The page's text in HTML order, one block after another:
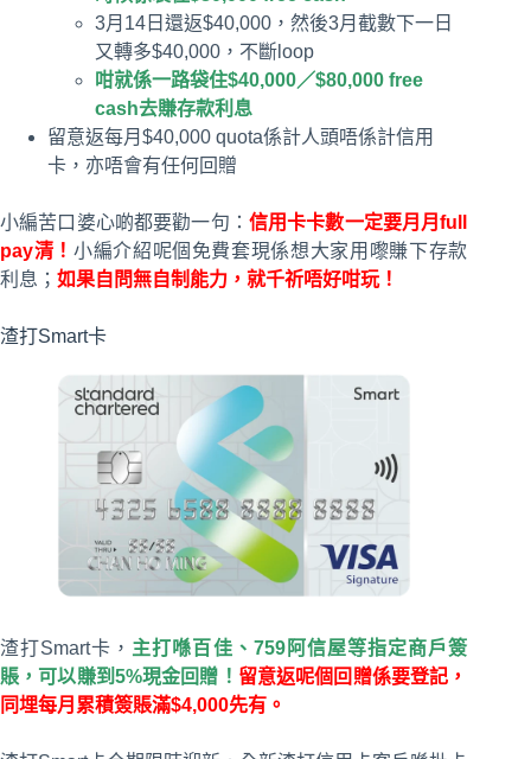
3月14日還返$40,000，然後3月截數下一日
又轉多$40,000，不斷loop
咁就係一路袋住$40,000／$80,000 free
cash去賺存款利息
留意返每月$40,000 quota係計人頭唔係計信用
卡，亦唔會有任何回贈
小編苦口婆心啲都要勸一句： 信用卡卡數一定要月月full
pay清！ 小編介紹呢個免費套現係想大家用嚟賺下存款
利息； 如果自問無自制能力，就千祈唔好咁玩！
渣打Smart卡
渣打Smart卡， 主打喺百佳、759阿信屋等指定商戶簽
賬，可以賺到5%現金回贈！ 留意返呢個回贈係要登記，
同埋每月累積簽賬滿$4,000先有。